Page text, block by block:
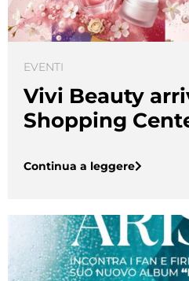
EVENTI
Vivi Beauty
Shopping
Continua a leggere